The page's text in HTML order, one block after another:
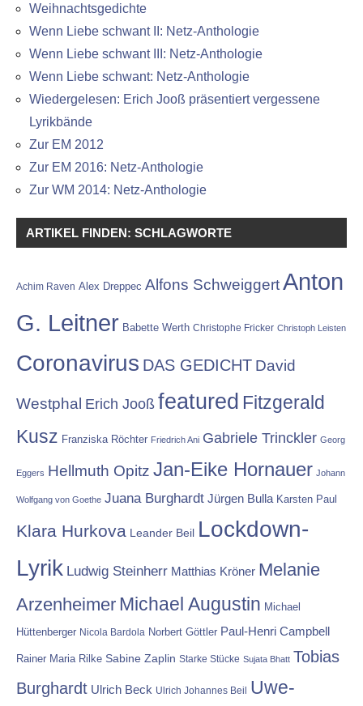
Weihnachtsgedichte
Wenn Liebe schwant II: Netz-Anthologie
Wenn Liebe schwant III: Netz-Anthologie
Wenn Liebe schwant: Netz-Anthologie
Wiedergelesen: Erich Jooß präsentiert vergessene
Lyrikbände
Zur EM 2012
Zur EM 2016: Netz-Anthologie
Zur WM 2014: Netz-Anthologie
ARTIKEL FINDEN: SCHLAGWORTE
Achim Raven Alex Dreppec Alfons SchweiggertAnton
G. Leitner Babette Werth Christophe Fricker Christoph Leisten
Coronavirus DAS GEDICHT David
Westphal Erich Jooß featured Fitzgerald
Kusz Franziska Röchter Friedrich Ani Gabriele Trinckler Georg
Eggers Hellmuth Opitz Jan-Eike Hornauer Johann
Wolfgang von Goethe Juana Burghardt Jürgen Bulla Karsten Paul
Klara Hurkova Leander Beil Lockdown-
Lyrik Ludwig Steinherr Matthias Kröner Melanie
Arzenheimer Michael Augustin Michael
Hüttenberger Nicola Bardola Norbert Göttler Paul-Henri Campbell
Rainer Maria Rilke Sabine Zaplin Starke Stücke Sujata Bhatt Tobias
Burghardt Ulrich Beck Ulrich Johannes Beil Uwe-